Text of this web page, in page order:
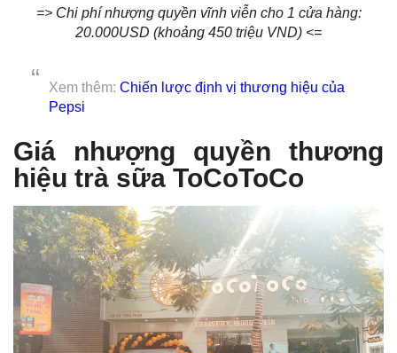
=> Chi phí nhượng quyền vĩnh viễn cho 1 cửa hàng:
20.000USD (khoảng 450 triệu VND) <=
Xem thêm: Chiến lược định vị thương hiệu của
Pepsi
Giá nhượng quyền thương
hiệu trà sữa ToCoToCo